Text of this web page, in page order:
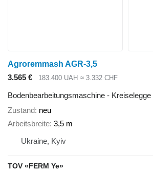
Agroremmash AGR-3,5
3.565 €
183.400 UAH ≈ 3.332 CHF
Bodenbearbeitungsmaschine - Kreiselegge
Zustand neu
Arbeitsbreite 3,5 m
Ukraine, Kyiv
TOV «FERM Ye»